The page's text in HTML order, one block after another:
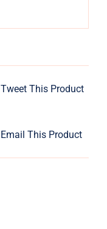
Tweet This Product
Email This Product